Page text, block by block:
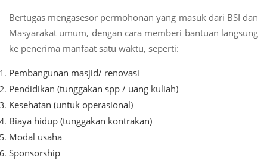
Bertugas mengasesor permohonan yang masuk dari BSI dan
Masyarakat umum, dengan cara memberi bantuan langsung
ke penerima manfaat satu waktu, seperti:
Pembangunan masjid/ renovasi
Pendidikan (tunggakan spp / uang kuliah)
Kesehatan (untuk operasional)
Biaya hidup (tunggakan kontrakan)
Modal usaha
Sponsorship